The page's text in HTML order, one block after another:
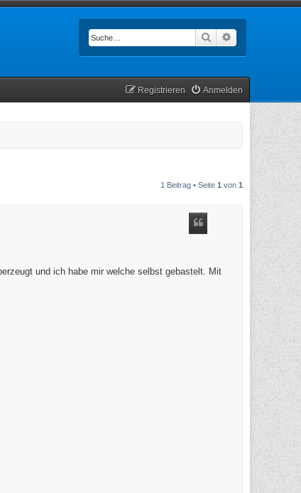
Suche
Anmelden
Registrieren
1 Beitrag • Seite 1 von 1
und ich habe mir welche selbst gebastelt. Mit